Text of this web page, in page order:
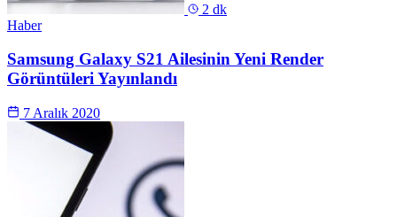
2 dk
Haber
Samsung Galaxy S21 Ailesinin Yeni Render
Görüntüleri Yayınlandı
7 Aralık 2020